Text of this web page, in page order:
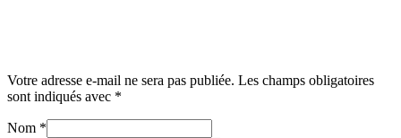
Votre adresse e-mail ne sera pas publiée. Les champs obligatoires
sont indiqués avec *
Nom *